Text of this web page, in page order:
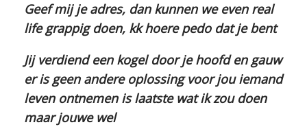
Geef mij je adres, dan kunnen we even real
life grappig doen, kk hoere pedo dat je bent
Jij verdiend een kogel door je hoofd en gauw
er is geen andere oplossing voor jou iemand
leven ontnemen is laatste wat ik zou doen
maar jouwe wel